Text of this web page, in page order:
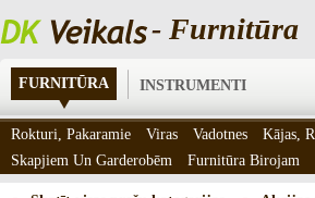
- Furnitūra
FURNITŪRA INSTRUMENTI
Rokturi, Pakaramie Viras Vadotnes Kājas,
Skapjiem Un Garderobēm
Furnitūra Birojam